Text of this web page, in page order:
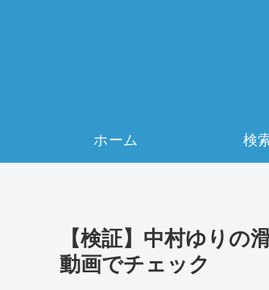
ホーム 検
【検証】中村ゆりの
動画でチェック